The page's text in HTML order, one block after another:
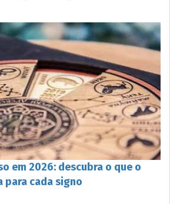
em 2026: descubra o que o
para cada signo